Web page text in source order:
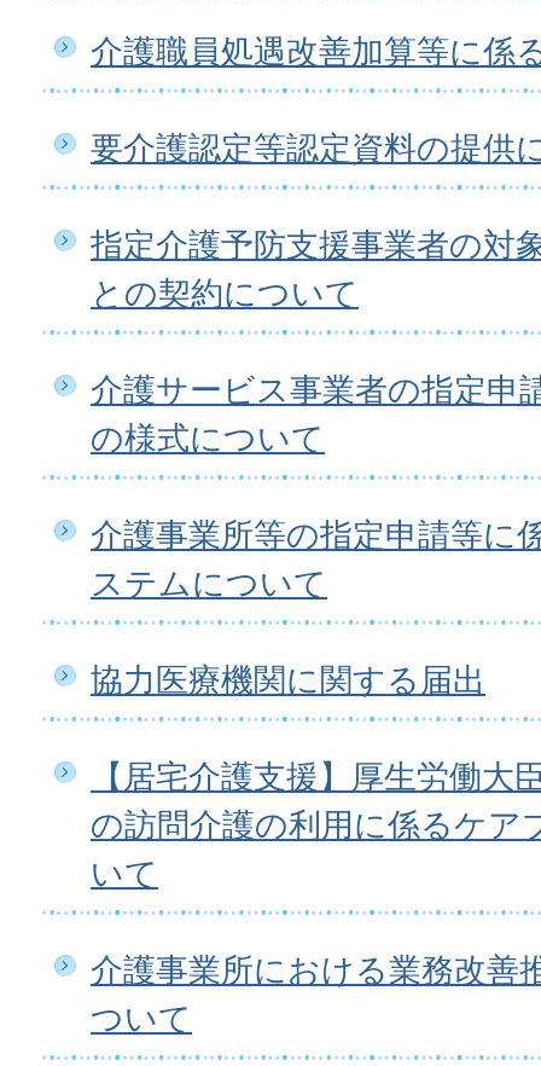
介護職員処遇改善加算等に係
要介護認定等認定資料の提供
指定介護予防支援事業者の対
との契約について
介護サービス事業者の指定申
の様式について
介護事業所等の指定申請等に
ステムについて
協力医療機関に関する届出
【居宅介護支援】厚生労働大
の訪問介護の利用に係るケア
いて
介護事業所における業務改善
ついて